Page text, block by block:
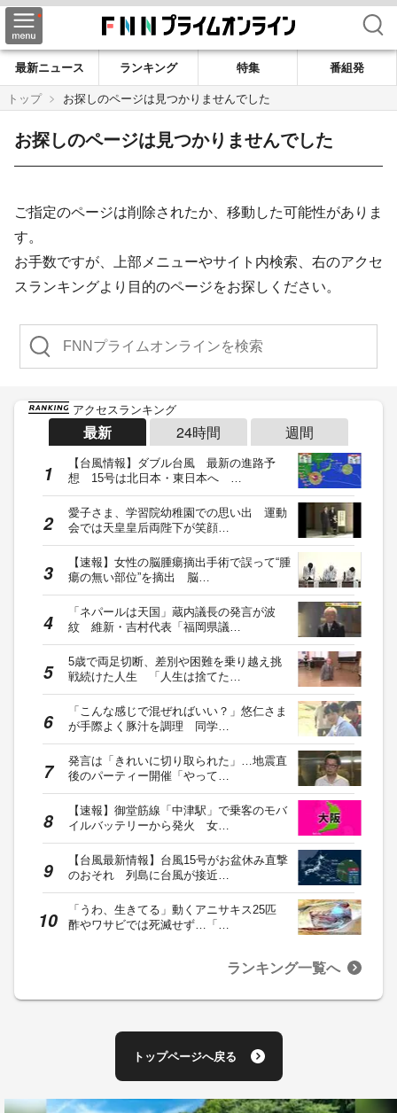
検索
最新ニュース ランキング 特集
番組発
トップ
お探しのページは見つかりませんでした
お探しのページは見つかりませんでした
ご指定のページは削除されたか、移動した可能性がありま
す。
お手数ですが、上部メニューやサイト内検索、右のアクセ
スランキングより目的のページをお探しください。
検索
アクセスランキング
最新 24時間 週間
【台風情報】ダブル台風 最新の進路予
想 15号は北日本・東日本へ …
愛子さま、学習院幼稚園での思い出 運動
会では天皇皇后両陛下が笑顔…
【速報】女性の脳腫瘍摘出手術で誤って“腫
瘍の無い部位”を摘出 脳…
「ネパールは天国」蔵内議長の発言が波
紋 維新・吉村代表「福岡県議…
5歳で両足切断、差別や困難を乗り越え挑
戦続けた人生 「人生は捨てた…
「こんな感じで混ぜればいい？」悠仁さま
が手際よく豚汁を調理 同学…
発言は「きれいに切り取られた」…地震直
後のパーティー開催「やって…
【速報】御堂筋線「中津駅」で乗客のモバ
イルバッテリーから発火 女…
【台風最新情報】台風15号がお盆休み直撃
のおそれ 列島に台風が接近…
「うわ、生きてる」動くアニサキス25匹
酢やワサビでは死滅せず…「…
ランキング一覧へ
トップページへ戻る